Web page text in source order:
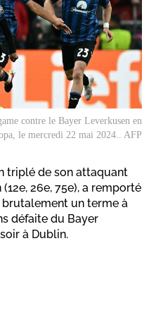
contre le Bayer Leverkusen en
le mercredi 22 mai 2024.. AFP
triplé de son attaquant
26e, 75e), a remporté
un terme à
défaite du Bayer
à Dublin.